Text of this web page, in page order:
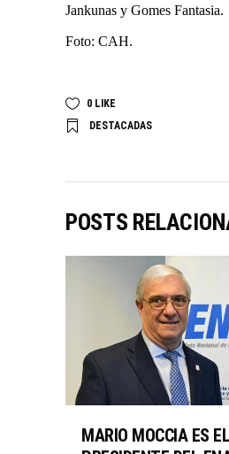
Jankunas y Gomes Fantasia.
Foto: CAH.
0 LIKE
DESTACADAS
POSTS
MARIO MOCCIA ES